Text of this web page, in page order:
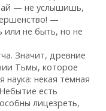
— не услышишь,
—
или не быть, но не
Значит, древние
Тьмы, которое
некая темная
есть
лицезреть,